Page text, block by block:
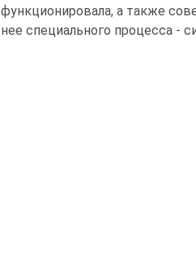
функционировала, а также
нее специального процесса -